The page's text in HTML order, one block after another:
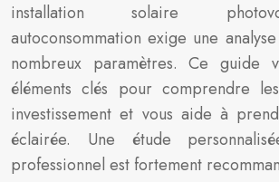
installation solaire
autoconsommation exige une
nombreux paramètres. Ce guide
éléments clés pour comprendre
investissement et vous aide à
éclairée. Une étude
professionnel est fortement